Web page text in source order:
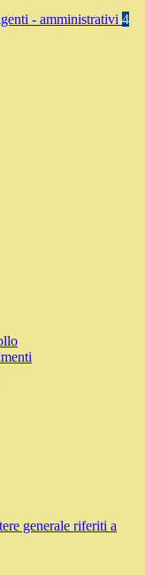
- amministrativi 4
generale riferiti a